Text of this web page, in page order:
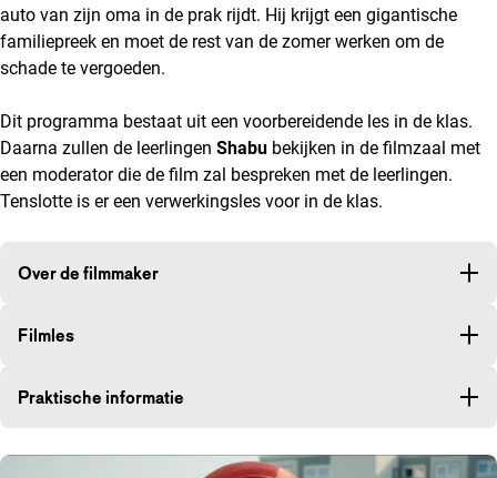
auto van zijn oma in de prak rijdt. Hij krijgt een gigantische
familiepreek en moet de rest van de zomer werken om de
schade te vergoeden.
Dit programma bestaat uit een voorbereidende les in de klas.
Daarna zullen de leerlingen Shabu bekijken in de filmzaal met
een moderator die de film zal bespreken met de leerlingen.
Tenslotte is er een verwerkingsles voor in de klas.
Over de filmmaker
Filmles
Praktische informatie
Een lijst van afbeeldingen